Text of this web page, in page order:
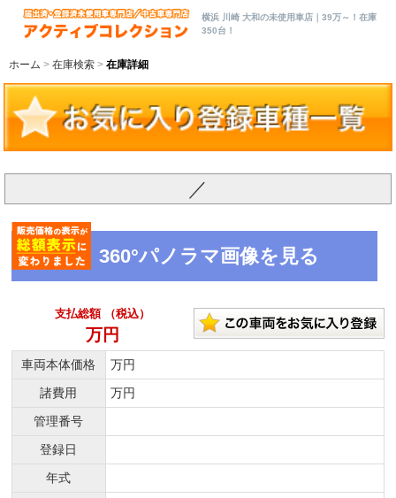
横浜 川崎 大和の未使用車店｜39万～！在庫
350台！
ホーム 在庫検索 在庫詳細
／
360°パノラマ画像を見る
支払総額 （税込）
万円
車両本体価格
万円
諸費用
万円
管理番号
登録日
年式